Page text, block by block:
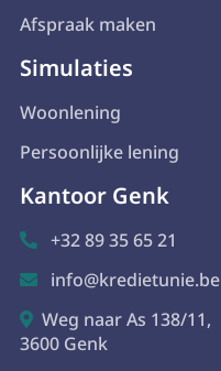
Afspraak maken
Simulaties
Woonlening
Persoonlijke lening
Kantoor Genk
 +32 89 35 65 21
 info@kredietunie.be
 Weg naar As 138/11,
3600 Genk